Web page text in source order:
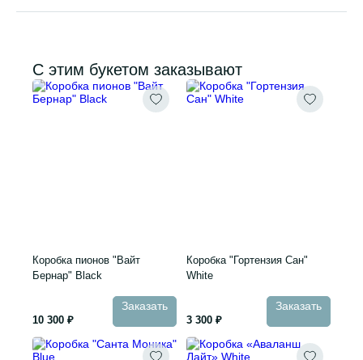
С этим букетом заказывают
Коробка пионов "Вайт
Бернар" Black
10 300 ₽
Заказать
Коробка "Гортензия Сан"
White
3 300 ₽
Заказать